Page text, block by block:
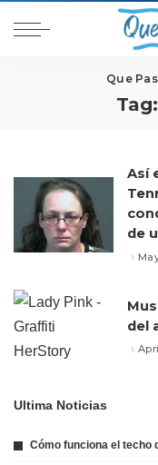
Que
Tag:
Así
de
del
Ultima Noticias
Cómo funciona el techo